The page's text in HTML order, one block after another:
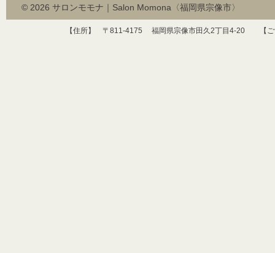
© 2026 サロンモモナ｜Salon Momona〈福岡県宗像市〉
【住所】 〒 811-4175 福岡県宗像市田久2丁目 4-20 【ご